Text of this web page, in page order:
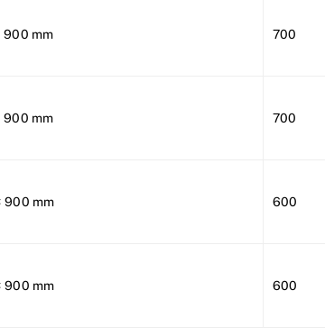
900 mm 700
900 mm 700
900 mm 600
900 mm 600